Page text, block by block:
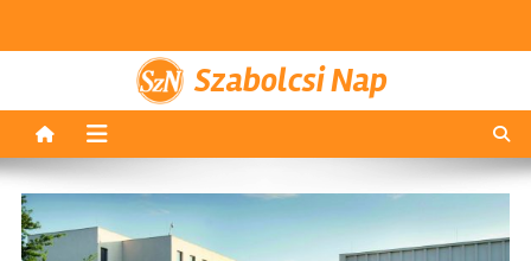
Szabolcsi Nap